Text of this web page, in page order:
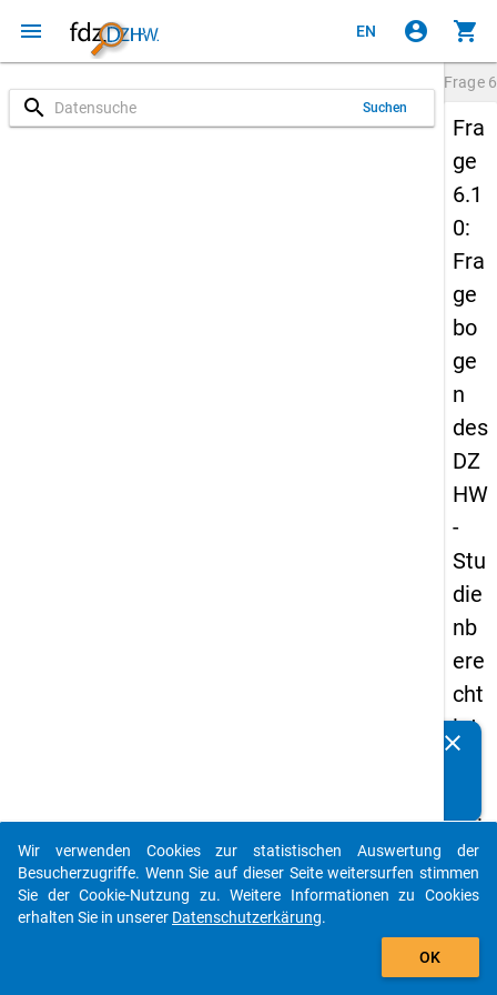
menu EN account_circle shopping_cart
search Suchen
Frage
Fra
ge
6.1
0:
Fra
ge
bo
ge
n
des
DZ
HW
-
Stu
die
nb
ere
cht
igt
nel
s
20
clear
auto_stories
add_shopping_cart
Wir verwenden Cookies zur statistischen Auswertung der
Besucherzugriffe. Wenn Sie auf dieser Seite weitersurfen stimmen
Sie der Cookie-Nutzung zu. Weitere Informationen zu Cookies
erhalten Sie in unserer Datenschutzerkärung.
OK